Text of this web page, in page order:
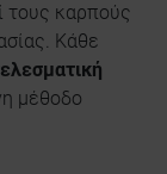
τους καρπούς
Κάθε
μέθοδο